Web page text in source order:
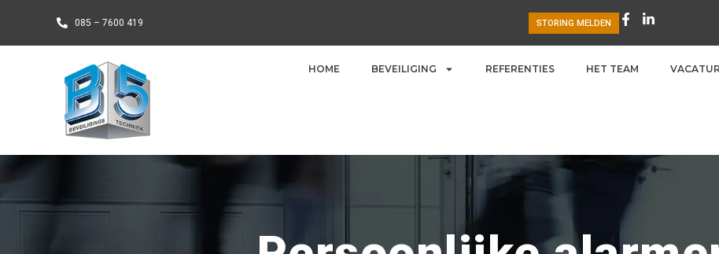
085 – 7600 419 STORING MELDEN
HOME BEVEILIGING REFERENTIES HET TEAM